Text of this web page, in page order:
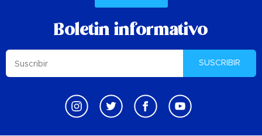
Boletin informativo
SUSCRIBIR